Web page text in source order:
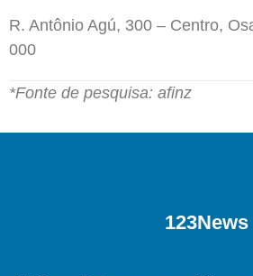
R. Antônio Agú, 300 – Centro,
000
*Fonte de pesquisa: afinz
123News